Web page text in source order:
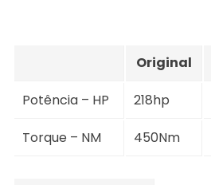
Original
Potência – HP 218hp
Torque – NM 450Nm